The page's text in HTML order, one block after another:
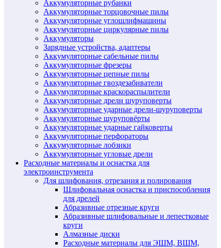
Аккумуляторные рубанки
Аккумуляторные торцовочные пилы
Аккумуляторные углошлифмашины
Аккумуляторные циркулярные пилы
Аккумуляторы
Зарядные устройства, адаптеры
Аккумуляторные сабельные пилы
Аккумуляторные фрезеры
Аккумуляторные цепные пилы
Аккумуляторные гвоздезабиватели
Аккумуляторные краскораспылители
Аккумуляторные дрели шуруповерты
Аккумуляторные ударные дрели-шуруповерты
Аккумуляторные шуруповёрты
Аккумуляторные ударные гайковерты
Аккумуляторные перфораторы
Аккумуляторные лобзики
Аккумуляторные угловые дрели
Расходные материалы и оснастка для
электроинструмента
Для шлифования, отрезания и полирования
Шлифовальная оснастка и приспособления
для дрелей
Абразивные отрезные круги
Абразивные шлифовальные и лепестковые
круги
Алмазные диски
Расходные материалы для ЭШМ, ВШМ,